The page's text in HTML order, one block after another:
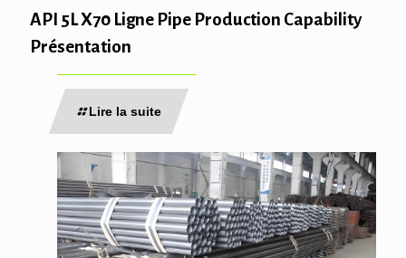
API 5L X70 Ligne Pipe Production Capability
Présentation
Lire la suite